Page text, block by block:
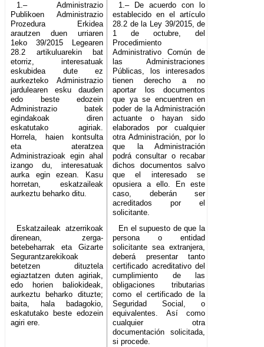
1.– Administrazio
Publikoen Administrazio
Prozedura Erkidea
arautzen duen urriaren
1eko 39/2015 Legearen
28.2 artikuluarekin bat
etorriz, interesatuak
eskubidea dute ez
aurkezteko Administrazio
jardulearen esku dauden
edo beste edozein
Administrazio batek
egindakoak diren
eskatutako agiriak.
Horrela, haien kontsulta
eta ateratzea
Administrazioak egin ahal
izango du, interesatuak
aurka egin ezean. Kasu
horretan, eskatzaileak
aurkeztu beharko ditu.
1.– De acuerdo con lo
establecido en el artículo
28.2 de la Ley 39/2015, de
1 de octubre, del
Procedimiento
Administrativo Común de
las Administraciones
Públicas, los interesados
tienen derecho a no
aportar los documentos
que ya se encuentren en
poder de la Administración
actuante o hayan sido
elaborados por cualquier
otra Administración, por lo
que la Administración
podrá consultar o recabar
dichos documentos salvo
que el interesado se
opusiera a ello. En este
caso, deberán ser
acreditados por el
solicitante.
Eskatzaileak atzerrikoak
direnean, zerga-
betebeharrak eta Gizarte
Segurantzarekikoak
betetzen dituztela
egiaztatzen duten agiriak,
edo horien baliokideak,
aurkeztu beharko dituzte;
baita, hala badagokio,
eskatutako beste edozein
agiri ere.
En el supuesto de que la
persona o entidad
solicitante sea extranjera,
deberá presentar tanto
certificado acreditativo del
cumplimiento de las
obligaciones tributarias
como el certificado de la
Seguridad Social, o
equivalentes. Así como
cualquier otra
documentación solicitada,
si procede.